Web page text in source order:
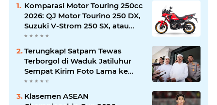
Komparasi Motor Touring 250cc
2026: QJ Motor Tourino 250 DX,
Suzuki V-Strom 250 SX, atau
Kawasaki Versys-X 250?
Terungkap! Satpam Tewas
Terborgol di Waduk Jatiluhur
Sempat Kirim Foto Lama ke
Istri, Dedi Mulyadi Soroti
Kejanggalan
Klasemen ASEAN